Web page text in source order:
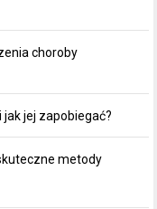
choroby
jak jej zapobiegać?
metody